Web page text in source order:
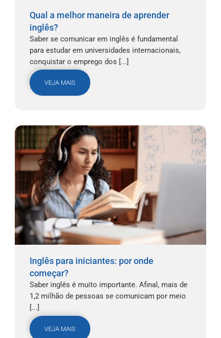
Qual a melhor maneira de aprender
inglês?
Saber se comunicar em inglês é fundamental
para estudar em universidades internacionais,
conquistar o emprego dos [...]
VEJA MAIS
Inglês para iniciantes: por onde
começar?
Saber inglês é muito importante. Afinal, mais de
1,2 milhão de pessoas se comunicam por meio
[...]
VEJA MAIS